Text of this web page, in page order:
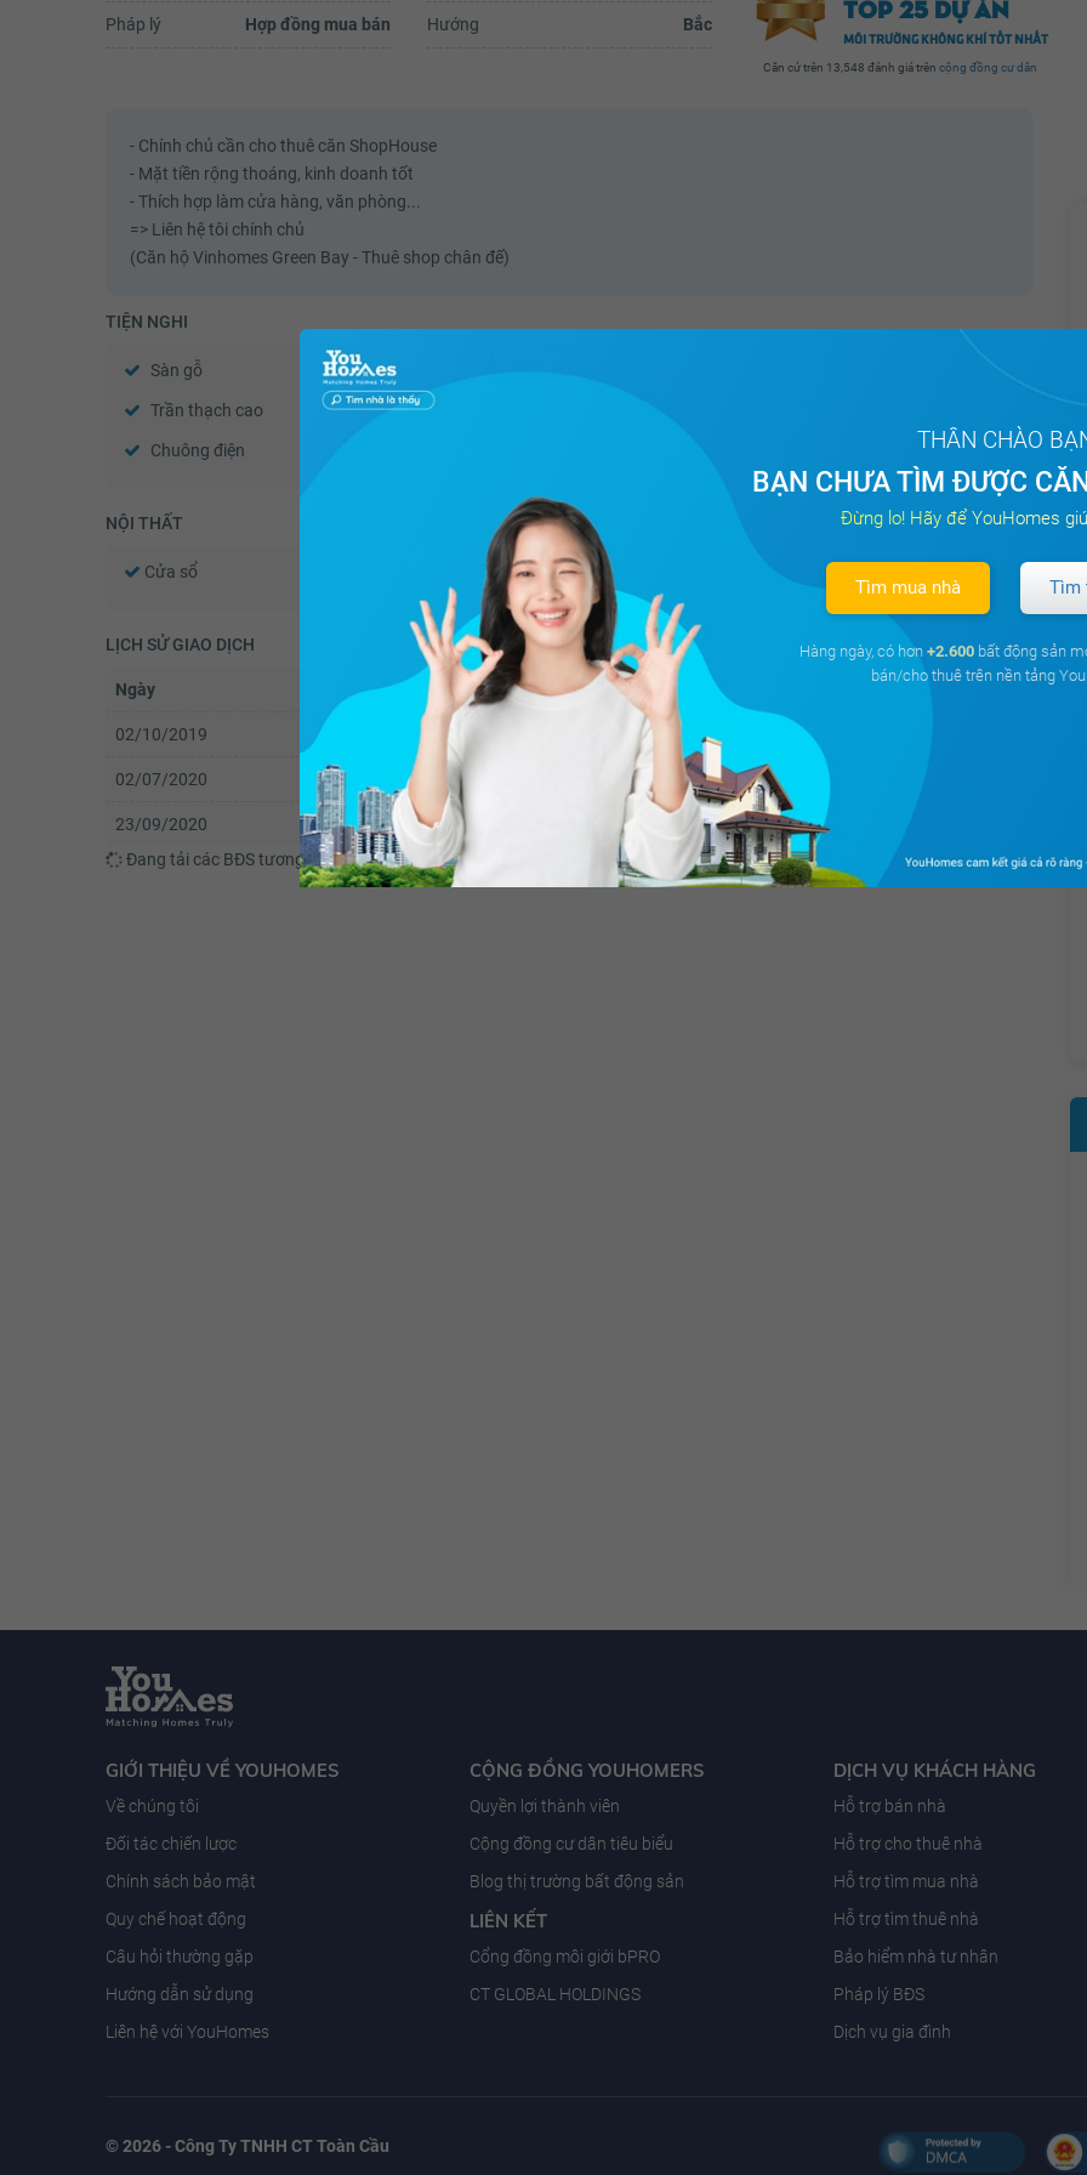
Pháp lý Hợp đồng mua bán Hướng Bắc
TOP 25 DỰ ÁN
MÔI TRƯỜNG KHÔNG KHÍ TỐT NHẤT
Căn cứ trên 13,548 đánh giá trên cộng đồng cư dân
- Chính chủ cần cho thuê căn ShopHouse
- Mặt tiền rộng thoáng, kinh doanh tốt
- Thích hợp làm cửa hàng, văn phòng...
=> Liên hệ tôi chính chủ
(Căn hộ Vinhomes Green Bay - Thuê shop chân đế)
TIỆN NGHI
Sàn gỗ Sàn đá
Trần thạch cao Tường sơn bả Cửa sổ an toàn
Chuông điện
NỘI THẤT
Cửa sổ
LỊCH SỬ GIAO DỊCH
Ngày Trạng thái
02/10/2019 Đăng tin cho thuê trên YouHomes
02/07/2020 Thay đổi giá
23/09/2020 Đã cho thuê
28 triệu
Đang tải các BĐS tương tự....
xuống để vào chỗ thay đồ mình đã...
trong nhà. Lúc bơi xong, đi cầu thang
xuống để vào chỗ thay đồ mình đã...
Xem đầy đủ
GIỚI THIỆU VỀ YOUHOMES
Về chúng tôi
Đối tác chiến lược
Chính sách bảo mật
Quy chế hoạt động
Câu hỏi thường gặp
Hướng dẫn sử dụng
Liên hệ với YouHomes
CỘNG ĐỒNG YOUHOMERS
Quyền lợi thành viên
Cộng đồng cư dân tiêu biểu
Blog thị trường bất động sản
LIÊN KẾT
Cổng đồng môi giới bPRO
CT GLOBAL HOLDINGS
DỊCH VỤ KHÁCH HÀNG
Hỗ trợ bán nhà
Hỗ trợ cho thuê nhà
Hỗ trợ tìm mua nhà
Hỗ trợ tìm thuê nhà
Bảo hiểm nhà tư nhân
Pháp lý BĐS
Dịch vụ gia đình
© 2026 - Công Ty TNHH CT Toàn Cầu
THÂN CHÀO
BẠN CHƯA TÌM ĐƯỢC
Đừng lo! Hãy để YouHomes
Tìm mua nhà Tìm
Hàng ngày, có hơn +2.600 bất động sản
bán/cho thuê trên nền tảng